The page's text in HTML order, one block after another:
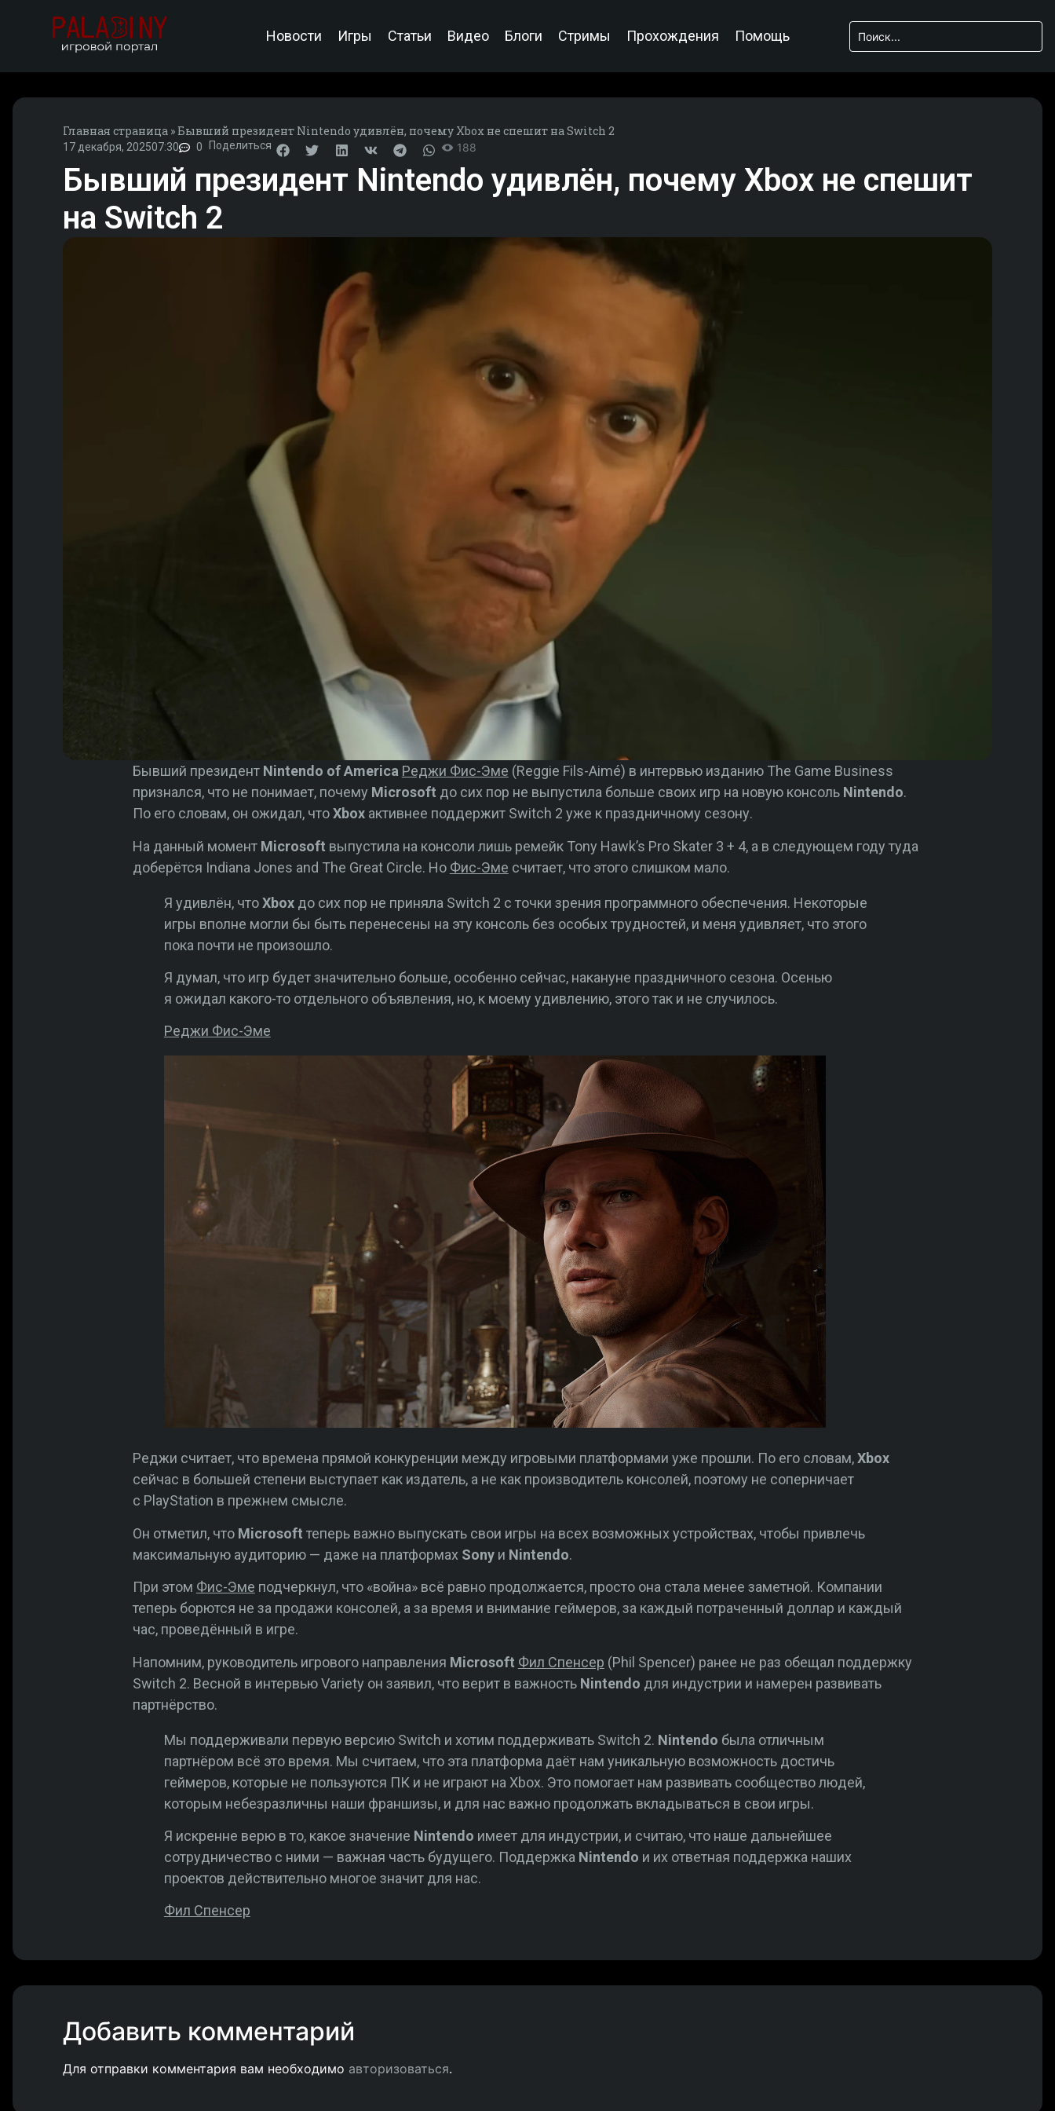
Новости Игры Статьи Видео Блоги Стримы Прохождения Помощь
Главная страница »Бывший президент Nintendo удивлён, почему Xbox не спешит на Switch 2
17 декабря, 202507:30 0 Поделиться 188
Бывший президент Nintendo удивлён, почему Xbox не спешит
на Switch 2
Бывший президент Nintendo of America Реджи Фис-Эме (Reggie Fils-Aimé) в интервью изданию The Game Business
признался, что не понимает, почему Microsoft до сих пор не выпустила больше своих игр на новую консоль Nintendo.
По его словам, он ожидал, чтоXboxактивнее поддержит Switch 2 уже к праздничному сезону.
На данный момент Microsoft выпустила на консоли лишь ремейк Tony Hawk’s Pro Skater 3 + 4, а в следующем году туда
доберётся Indiana Jones and The Great Circle. Но Фис-Эме считает, что этого слишком мало.
Я удивлён, чтоXboxдо сих пор не приняла Switch 2 с точки зрения программного обеспечения. Некоторые
игры вполне могли бы быть перенесены на эту консоль без особых трудностей, и меня удивляет, что этого
пока почти не произошло.
Я думал, что игр будет значительно больше, особенно сейчас, накануне праздничного сезона. Осенью
я ожидал какого-то отдельного объявления, но, к моему удивлению, этого так и не случилось.
Реджи Фис-Эме
Реджи считает, что времена прямой конкуренции между игровыми платформами уже прошли. По его словам,Xbox
сейчас в большей степени выступает как издатель, а не как производитель консолей, поэтому не соперничает
с PlayStation в прежнем смысле.
Он отметил, что Microsoft теперь важно выпускать свои игры на всех возможных устройствах, чтобы привлечь
максимальную аудиторию — даже на платформах Sonyи Nintendo.
При этом Фис-Эме подчеркнул, что «война» всё равно продолжается, просто она стала менее заметной. Компании
теперь борются не за продажи консолей, а за время и внимание геймеров, за каждый потраченный доллар и каждый
час, проведённый в игре.
Напомним, руководитель игрового направления Microsoft Фил Спенсер (Phil Spencer) ранее не раз обещал поддержку
Switch 2. Весной в интервью Variety он заявил, что верит в важность Nintendo для индустрии и намерен развивать
партнёрство.
Мы поддерживали первую версию Switch и хотим поддерживать Switch 2. Nintendo была отличным
партнёром всё это время. Мы считаем, что эта платформа даёт нам уникальную возможность достичь
геймеров, которые не пользуются ПК и не играют на Xbox. Это помогает нам развивать сообщество людей,
которым небезразличны наши франшизы, и для нас важно продолжать вкладываться в свои игры.
Я искренне верю в то, какое значение Nintendo имеет для индустрии, и считаю, что наше дальнейшее
сотрудничество с ними — важная часть будущего. Поддержка Nintendo и их ответная поддержка наших
проектов действительно многое значит для нас.
Фил Спенсер
Добавить комментарий
Для отправки комментария вам необходимо авторизоваться.